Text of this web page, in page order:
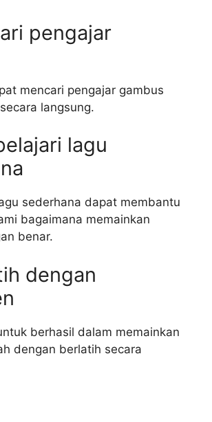
pengajar
mencari pengajar gambus
langsung.
lagu
sederhana dapat membantu
bagaimana memainkan
benar.
dengan
berhasil dalam memainkan
dengan berlatih secara